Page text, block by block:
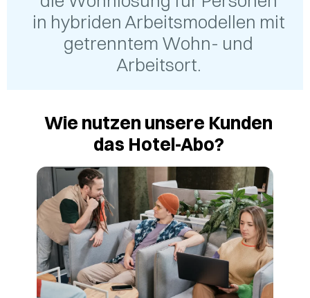
in hybriden Arbeitsmodellen mit
getrenntem Wohn- und
Arbeitsort.
Wie nutzen unsere Kunden
das Hotel-Abo?